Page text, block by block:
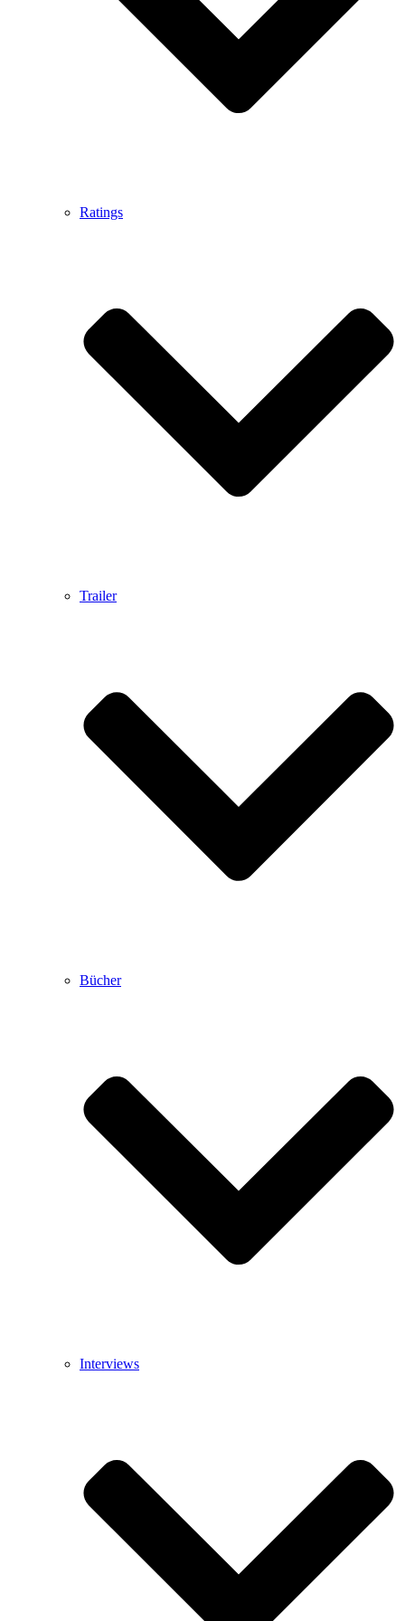
Ratings
Trailer
Bücher
Interviews